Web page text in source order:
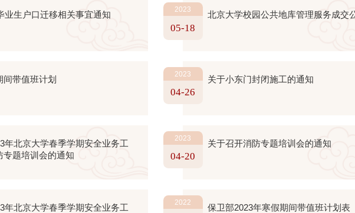
业生户口迁移相关事宜通知
2023
05-18
北京大学校园公共地库管理服务成交
带值班计划
2023
04-26
关于小东门封闭施工的通知
年北京大学春季学期安全业务工
专题培训会的通知
2023
04-20
关于召开消防专题培训会的通知
年北京大学春季学期安全业务工
2022
保卫部2023年寒假期间带值班计划表